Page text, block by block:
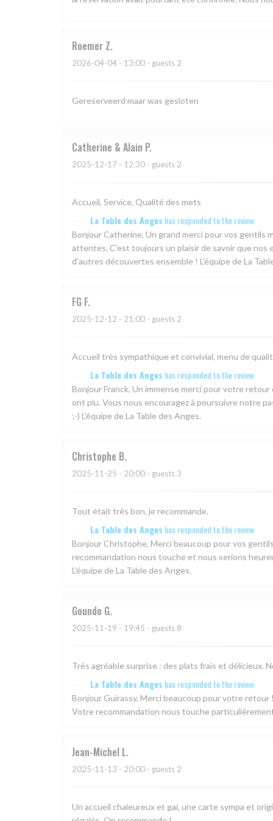
Roemer Z
2026-04-04 - 13:00 - guests 2
Gereserveerd maar was gesloten
Catherine & Alain P
2025-12-17 - 12:30 - guests 2
Accueil, Service, Qualité des mets
La Table des Anges has responded to the review
Bonjour Catherine, Un grand merci pour vos gentils
attentes. C'est toujours un plaisir de savoir que
d'autres découvertes ensemble ! L'équipe de La
FG F
2025-12-12 - 21:00 - guests 2
Accueil très sympathique et convivial, menu de
La Table des Anges has responded to the review
Bonjour Franck, Un immense merci pour votre
ont plu. Vous nous encouragez à poursuivre notre
;-) L'équipe de La Table des Anges.
Christophe B
2025-11-25 - 20:00 - guests 3
Tout était très bon, je recommande.
La Table des Anges has responded to the review
Bonjour Christophe, Merci beaucoup pour vos
recommandation nous touche et nous serions
L'équipe de La Table des Anges.
Goundo G
2025-11-19 - 19:45 - guests 8
Très agréable surprise : des plats frais et délicieux.
La Table des Anges has responded to the review
Bonjour Guirassy, Merci beaucoup pour votre
Votre recommandation nous touche
Jean-Michel L
2025-11-13 - 20:00 - guests 2
Un accueil chaleureux et gai, une carte sympa et